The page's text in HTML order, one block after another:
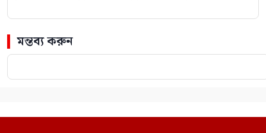
মন্তব্য করুন